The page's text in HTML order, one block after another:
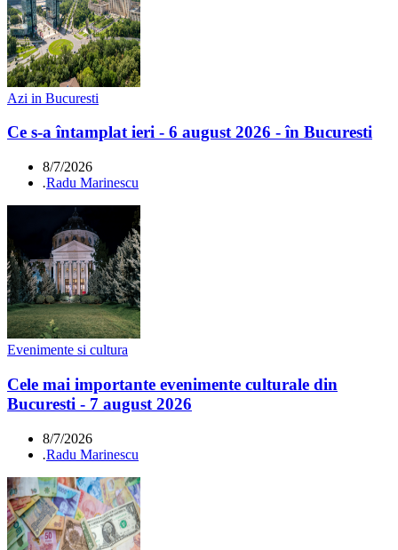
Azi in Bucuresti
Ce s-a întamplat ieri - 6 august 2026 - în Bucuresti
8/7/2026
.Radu Marinescu
Evenimente si cultura
Cele mai importante evenimente culturale din
Bucuresti - 7 august 2026
8/7/2026
.Radu Marinescu